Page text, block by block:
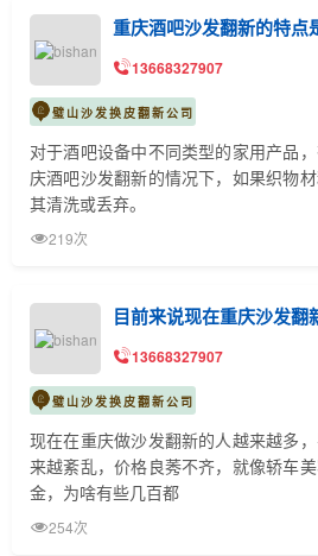
重庆酒吧沙发翻新的特点
13668327907
璧山沙发换皮翻新公司
对于酒吧设备中不同类型的家用产品
庆酒吧沙发翻新的情况下，如果织物
其清洗或丢弃。
219次
目前来说现在重庆沙发翻
13668327907
璧山沙发换皮翻新公司
现在在重庆做沙发翻新的人越来越多
来越紊乱，价格良莠不齐，就像轿车
金，为啥有些几百都
254次